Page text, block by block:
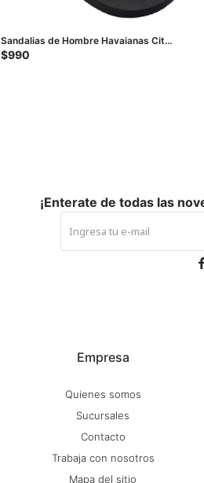
Sandalias de Hombre Havaianas City
Basic - Negro - Gris
$990
Empresa
Quienes somos
Sucursales
Contacto
Trabaja con nosotros
Mapa del sitio
¡Enterate de todas las
